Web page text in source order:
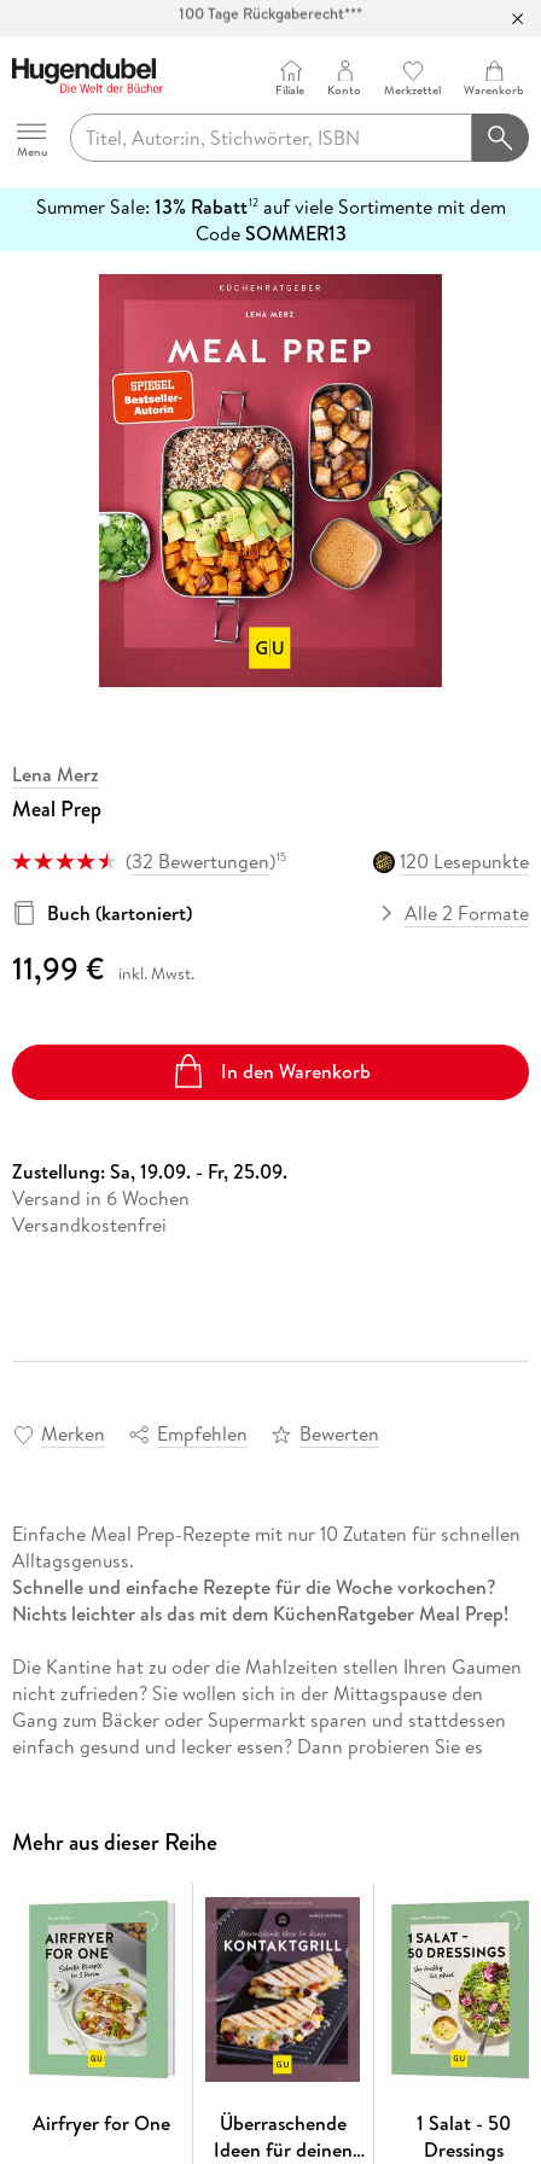
Abholung in über 100 Filialen
Hugendubel
Menu
Filiale Konto Merkzettel Warenkorb
Summer Sale: 13% Rabatt12auf viele Sortimente mit dem
CodeSOMMER13
erfahren
Lena Merz
Meal Prep
(32 Bewertungen)15
120 Lesepunkte
Buch (kartoniert)
Alle 2 Formate
11,99 € inkl. Mwst.
In den Warenkorb
Zustellung:Sa, 19.09. - Fr, 25.09.
Versand in 6 Wochen
Versandkostenfrei
Merken Empfehlen Bewerten
Einfache Meal Prep-Rezepte mit nur 10 Zutaten für schnellen
Alltagsgenuss.
Schnelle und einfache Rezepte für die Woche vorkochen?
Nichts leichter als das mit dem KüchenRatgeber Meal Prep!
Die Kantine hat zu oder die Mahlzeiten stellen Ihren Gaumen
nicht zufrieden? Sie wollen sich in der Mittagspause den
Gang zum Bäcker oder Supermarkt sparen und stattdessen
einfach gesund und lecker essen? Dann probieren Sie es
Maximal 10 Zutaten brauchen Sie, um vier köstliche
Mahlzeiten vorzubereiten und ggf. einzufrieren.
So entsteht innerhalb kürzester Zeit ein Grundstock an
Lieblingsgerichten
Das Meal Prep 1x1
Sie haben noch gar keine Idee, wie Sie mit Meal Prep
anfangen können? Dann hilft der Starterguide von Meal-
Prep-Profi Lena Merz. Sie zeigt, wie
drei einfache Steps das Vorkochen und Vorbereiten
erleichtern
Mehr aus dieser Reihe
Airfryer for One
Überraschende
Ideen für deinen
1 Salat - 50
Dressings